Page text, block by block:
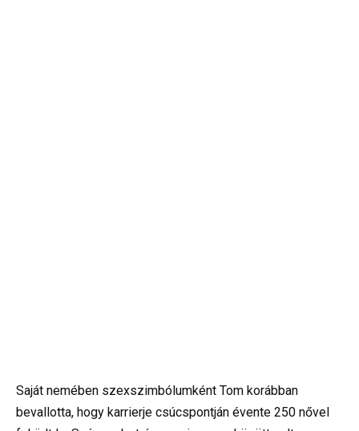
Saját nemében szexszimbólumként Tom korábban
bevallotta, hogy karrierje csúcspontján évente 250 nővel